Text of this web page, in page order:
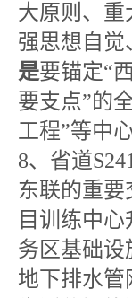
大原则、重
强思想自觉
是要锚定“
要支点”的
工程”等中
8、省道
东联的重要
目训练中
务区基础设
地下排水管